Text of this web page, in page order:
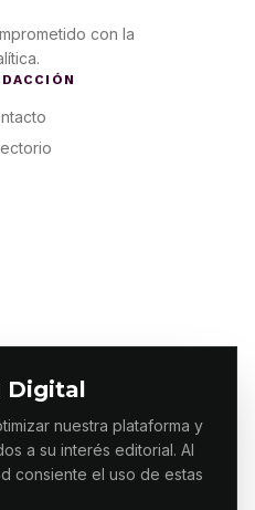
Digital
nuestra plataforma y
a su interés editorial. Al
consiente el uso de estas
con la
DERECHOS